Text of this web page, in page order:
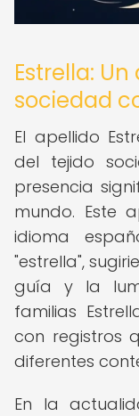
Estrella:
sociedad
El apellido
del tejido
presencia
mundo. Este
idioma
"estrella",
guía y la
familias
con registros
diferentes
En la